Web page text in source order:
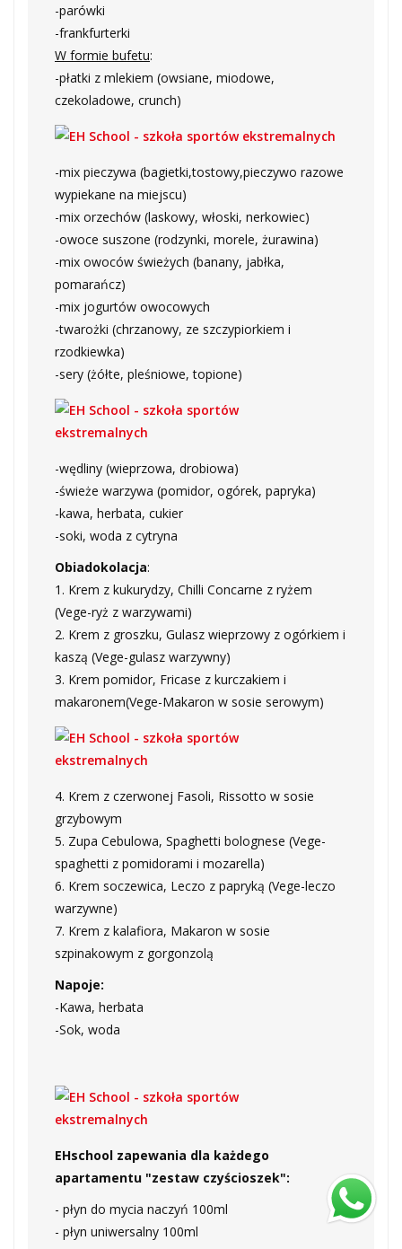
-parówki
-frankfurterki
W formie bufetu:
-płatki z mlekiem (owsiane, miodowe,
czekoladowe, crunch)
-mix pieczywa (bagietki,tostowy,pieczywo razowe
wypiekane na miejscu)
-mix orzechów (laskowy, włoski, nerkowiec)
-owoce suszone (rodzynki, morele, żurawina)
-mix owoców świeżych (banany, jabłka,
pomarańcz)
-mix jogurtów owocowych
-twarożki (chrzanowy, ze szczypiorkiem i
rzodkiewka)
-sery (żółte, pleśniowe, topione)
-wędliny (wieprzowa, drobiowa)
-świeże warzywa (pomidor, ogórek, papryka)
-kawa, herbata, cukier
-soki, woda z cytryna
Obiadokolacja:
1. Krem z kukurydzy, Chilli Concarne z ryżem
(Vege-ryż z warzywami)
2. Krem z groszku, Gulasz wieprzowy z ogórkiem i
kaszą (Vege-gulasz warzywny)
3. Krem pomidor, Fricase z kurczakiem i
makaronem(Vege-Makaron w sosie serowym)
4. Krem z czerwonej Fasoli, Rissotto w sosie
grzybowym
5. Zupa Cebulowa, Spaghetti bolognese (Vege-
spaghetti z pomidorami i mozarella)
6. Krem soczewica, Leczo z papryką (Vege-leczo
warzywne)
7. Krem z kalafiora, Makaron w sosie
szpinakowym z gorgonzolą
Napoje:
-Kawa, herbata
-Sok, woda
EHschool zapewania dla każdego
apartamentu "zestaw czyścioszek":
- płyn do mycia naczyń 100ml
- płyn uniwersalny 100ml